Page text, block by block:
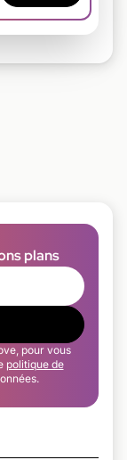
plans
pour vous
politique de